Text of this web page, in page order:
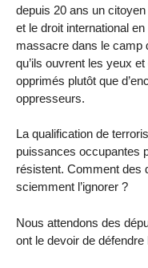
depuis 20 ans un
et le droit international
massacre dans le camp
qu’ils ouvrent les yeux
opprimés plutôt que
oppresseurs.
La qualification de
puissances occupantes
résistent. Comment des
sciemment l’ignorer ?
Nous attendons des
ont le devoir de